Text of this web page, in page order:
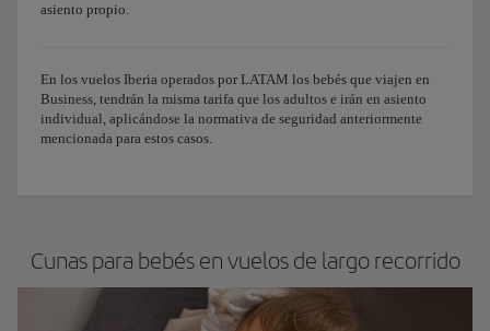
asiento propio.
En los vuelos Iberia operados por LATAM los bebés que viajen en
Business, tendrán la misma tarifa que los adultos e irán en asiento
individual, aplicándose la normativa de seguridad anteriormente
mencionada para estos casos.
Cunas para bebés en vuelos de largo recorrido